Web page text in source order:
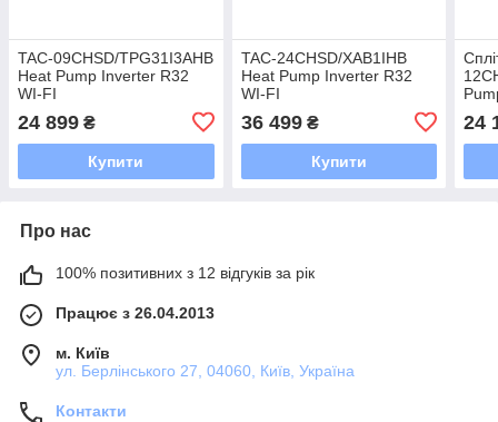
TAC-09CHSD/TPG31I3AHB
Heat Pump Inverter R32
WI-FI
24 899 ₴
Купити
TAC-24CHSD/XAB1IHB
Heat Pump Inverter R32
WI-FI
36 499₴
Купити
24
Про нас
100% позитивних з 12 відгуків за рік
Працює з 26.04.2013
м. Київ
ул. Берлінського 27, 04060, Київ, Україна
Контакти